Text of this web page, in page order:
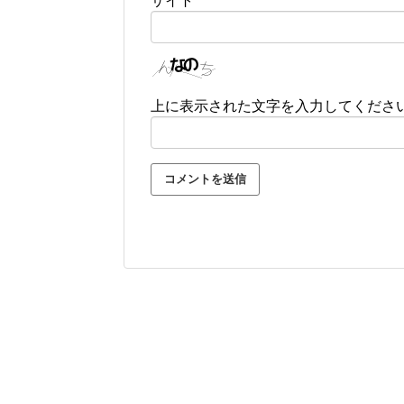
上に表示された文字を入力してくださ